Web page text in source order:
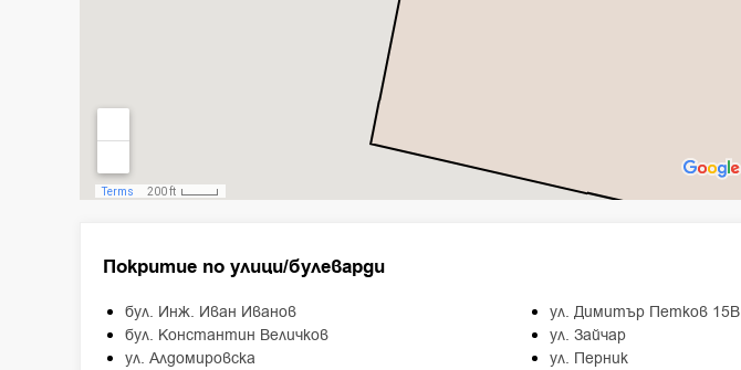
Покритие по улици/булеварди
бул. Инж. Иван Иванов
бул. Константин Величков
ул. Алдомировска
ул. Димитър Петков 15B
ул. Зайчар
ул. Перник